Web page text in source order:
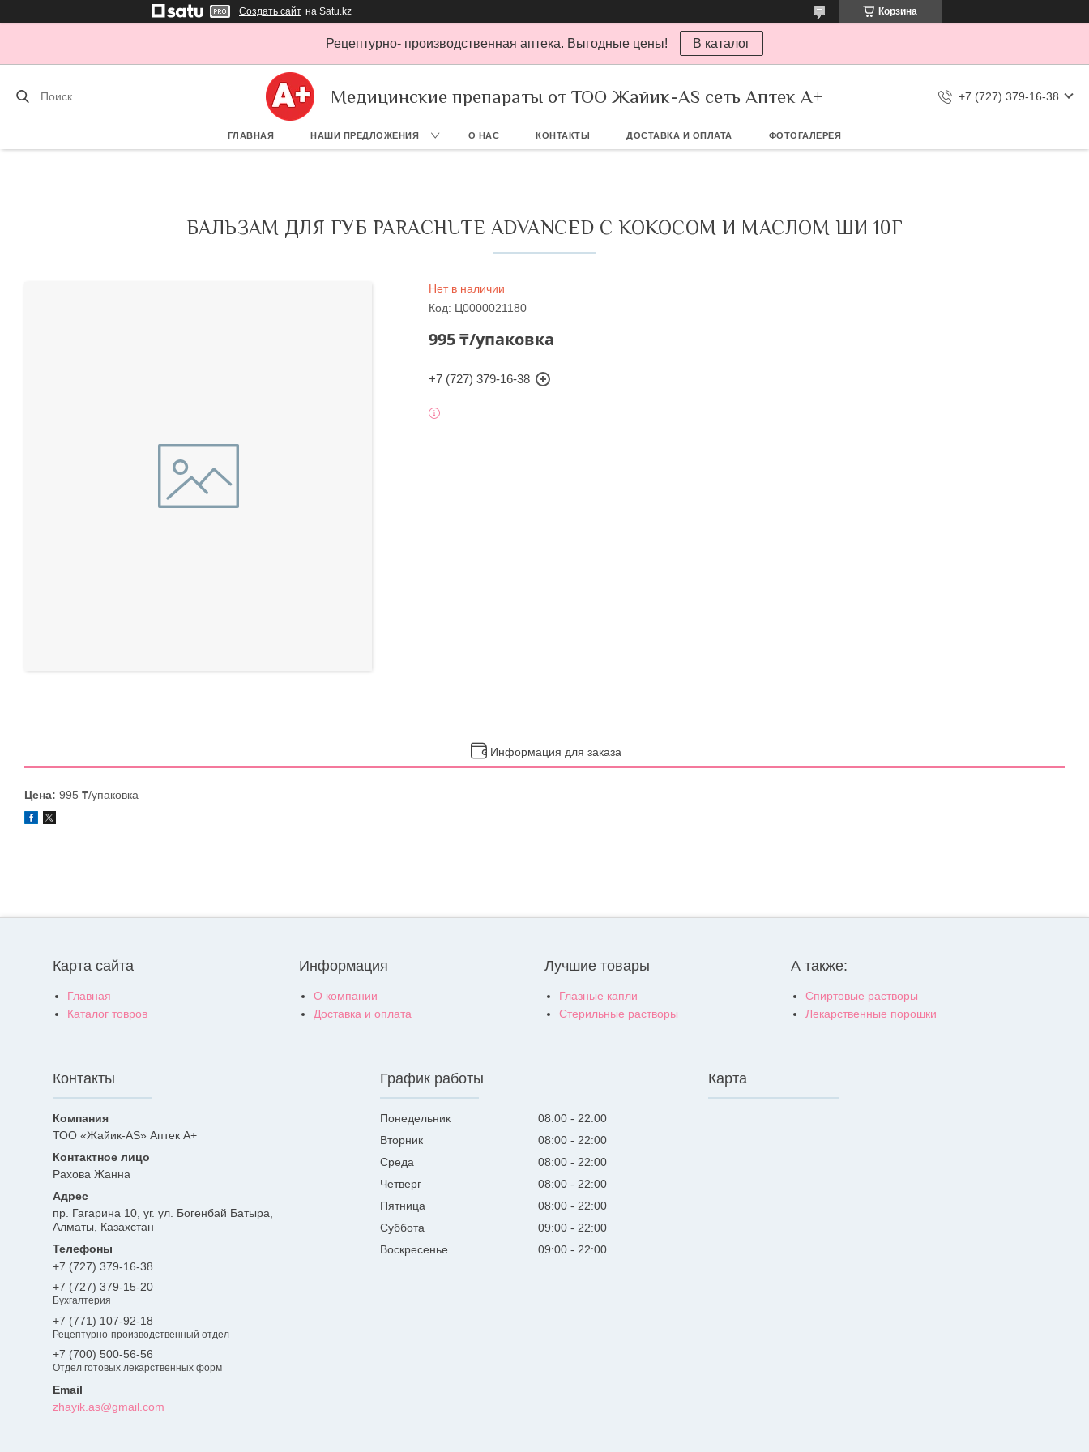
Создать сайт на Satu.kz Корзина
Рецептурно- производственная аптека. Выгодные цены! В каталог
Медицинские препараты от ТОО Жайик-AS сеть Аптек А+ +7 (727) 379-16-38
ГЛАВНАЯ НАШИ ПРЕДЛОЖЕНИЯ О НАС КОНТАКТЫ ДОСТАВКА И ОПЛАТА ФОТОГАЛЕРЕЯ
БАЛЬЗАМ ДЛЯ ГУБ PARACHUTE ADVANCED С КОКОСОМ И МАСЛОМ ШИ 10Г
Нет в наличии
Код: Ц0000021180
995 ₸/упаковка
+7 (727) 379-16-38
Информация для заказа
Цена: 995 ₸/упаковка
Карта сайта
Главная
Каталог товров
Информация
О компании
Доставка и оплата
Лучшие товары
Глазные капли
Стерильные растворы
А также:
Спиртовые растворы
Лекарственные порошки
Контакты
ТОО «Жайик-AS» Аптек А+
Рахова Жанна
пр. Гагарина 10, уг. ул. Богенбай Батыра,
Алматы, Казахстан
+7 (727) 379-16-38
+7 (727) 379-15-20
Бухгалтерия
+7 (771) 107-92-18
Рецептурно-производственный отдел
+7 (700) 500-56-56
Отдел готовых лекарственных форм
zhayik.as@gmail.com
График работы
Понедельник 08:00
22:00
Вторник
08:00
22:00
Среда
08:00
22:00
Четверг
08:00
22:00
Пятница
08:00
22:00
Суббота
09:00
22:00
Воскресенье
09:00 22:00
Карта